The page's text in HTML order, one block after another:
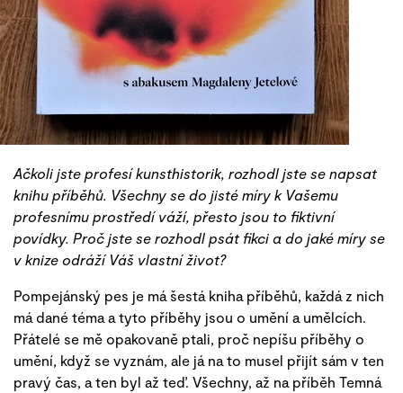
Ačkoli jste profesí kunsthistorik, rozhodl jste se napsat
knihu příběhů. Všechny se do jisté míry k Vašemu
profesnímu prostředí váží, přesto jsou to fiktivní
povídky. Proč jste se rozhodl psát fikci a do jaké míry se
v knize odráží Váš vlastní život?
Pompejánský pes je má šestá kniha příběhů, každá z nich
má dané téma a tyto příběhy jsou o umění a umělcích.
Přátelé se mě opakovaně ptali, proč nepíšu příběhy o
umění, když se vyznám, ale já na to musel přijít sám v ten
pravý čas, a ten byl až teď. Všechny, až na příběh Temná